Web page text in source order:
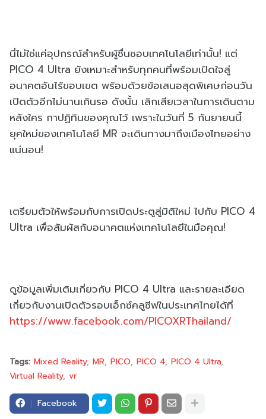
นี่ไม่ใช่แค่อุปกรณ์สำหรับผู้ชื่นชอบเทคโนโลยีเท่านั้น! แต่
PICO 4 Ultra ยังเหมาะสำหรับทุกคนที่พร้อมเปิดใจสู่
อนาคตอันไร้ขอบเขต พร้อมด้วยข้อเสนอสุดพิเศษก่อนวัน
เปิดตัวอีกไม่นานเกินรอ ดังนั้น เลิกเสียเวลาในการเดินตาม
หลังใคร กาปฏิทินของคุณไว้ เพราะในวันที่ 5 กันยายนนี้
ยุคใหม่ของเทคโนโลยี MR จะเดินทางมาถึงเมืองไทยอย่าง
แน่นอน!
เตรียมตัวให้พร้อมกับการเปิดประตูสู่มิติใหม่ ไปกับ PICO 4
Ultra เพื่อสัมผัสกับอนาคตแห่งเทคโนโลยีในมือคุณ!
ดูข้อมูลเพิ่มเติมเกี่ยวกับ PICO 4 Ultra และรายละเอียด
เกี่ยวกับงานเปิดตัวรอบเอ็กซ์คลูซีฟในประเทศไทยได้ที่
https://www.facebook.com/PICOXRThailand/
Tags: Mixed Reality MR PICO PICO 4 PICO 4 Ultra
Virtual Reality vr
Facebook